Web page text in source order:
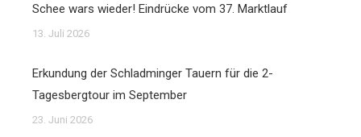
Schee wars wieder! Eindrücke vom 37. Marktlauf
13. Juli 2026
Erkundung der Schladminger Tauern für die 2-
Tagesbergtour im September
23. Juni 2026